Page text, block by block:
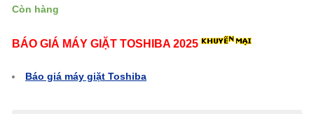
Còn hàng
BÁO GIÁ MÁY GIẶT TOSHIBA 2025
Báo giá máy giặt Toshiba